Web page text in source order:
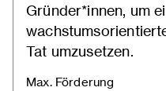
Gründer*innen, um
Tat umzusetzen.
Max. Förderung